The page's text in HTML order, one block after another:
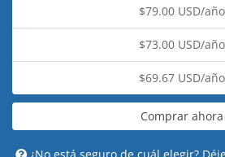
$79.00 USD/año
$73.00 USD/año
$69.67 USD/año
Comprar ahora